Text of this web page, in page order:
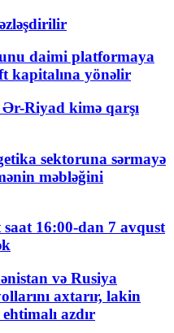
daimi platformaya
kapitalına yönəlir
Riyad kimə qarşı
sektoruna sərmayə
məbləğini
16:00-dan 7 avqust
və Rusiya
axtarır, lakin
azdır